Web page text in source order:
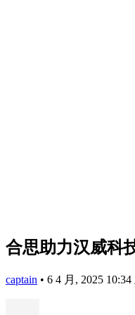
合思助力汉威科
captain • 6 4 月, 2025